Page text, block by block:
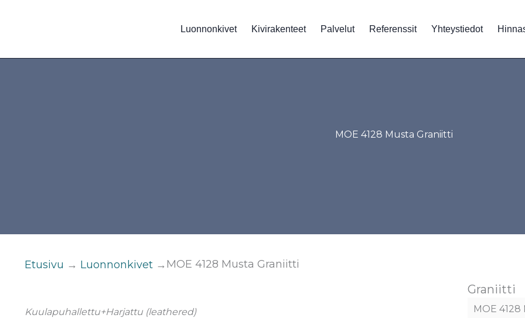
Luonnonkivet Kivirakenteet Palvelut Referenssit Yhteystiedot
MOE 4128 Musta Graniitti
Etusivu → Luonnonkivet →MOE 4128 Musta Graniitti
Kuulapuhallettu+Harjattu (leathered)
Graniitti
MOE